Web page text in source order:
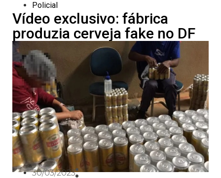
Policial
Vídeo exclusivo: fábrica
produzia cerveja fake no DF
30/03/2023